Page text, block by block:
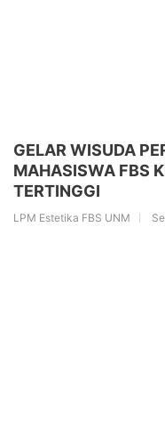
GELAR WISUDA
MAHASISWA FBS
TERTINGGI
LPM Estetika FBS UNM